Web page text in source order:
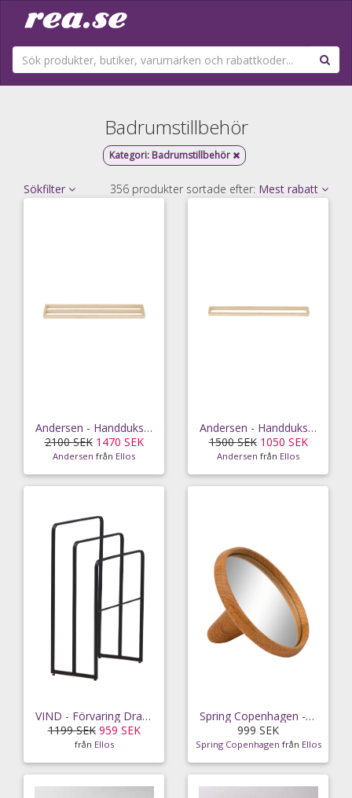
Badrumstillbehör
Kategori: Badrumstillbehör
Sökfilter 356 produkter sortade efter: Mest rabatt
Andersen - Handdukshängare Double - Beige
2100 SEK 1470 SEK
Andersen från Ellos
Andersen - Handdukshängare Single - Beige
1500 SEK 1050 SEK
Andersen från Ellos
VIND - Förvaring Drammen - Svart
1199 SEK 959 SEK
från Ellos
Spring Copenhagen - Spegel Satellite Small 16 cm - Natur
999 SEK
Spring Copenhagen från Ellos